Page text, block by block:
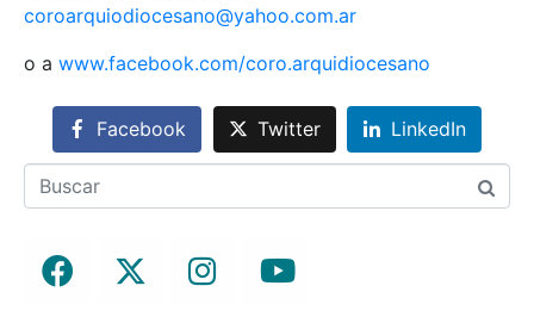
coroarquiodiocesano@yahoo.com.ar
o a www.facebook.com/coro.arquidiocesano
Facebook Twitter LinkedIn